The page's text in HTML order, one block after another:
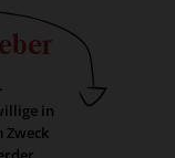
in
Zweck